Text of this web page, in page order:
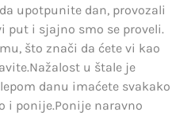
upotpunite dan, provozali
put i sjajno smo se proveli.
što znači da ćete vi kao
u štale je
danu imaćete svakako
i ponije.Ponije naravno